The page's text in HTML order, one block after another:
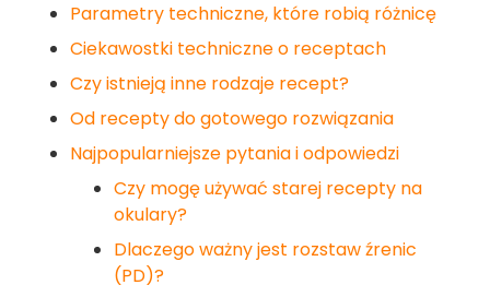
Parametry techniczne, które robią różnicę
Ciekawostki techniczne o receptach
Czy istnieją inne rodzaje recept?
Od recepty do gotowego rozwiązania
Najpopularniejsze pytania i odpowiedzi
Czy mogę używać starej recepty na
okulary?
Dlaczego ważny jest rozstaw źrenic
(PD)?